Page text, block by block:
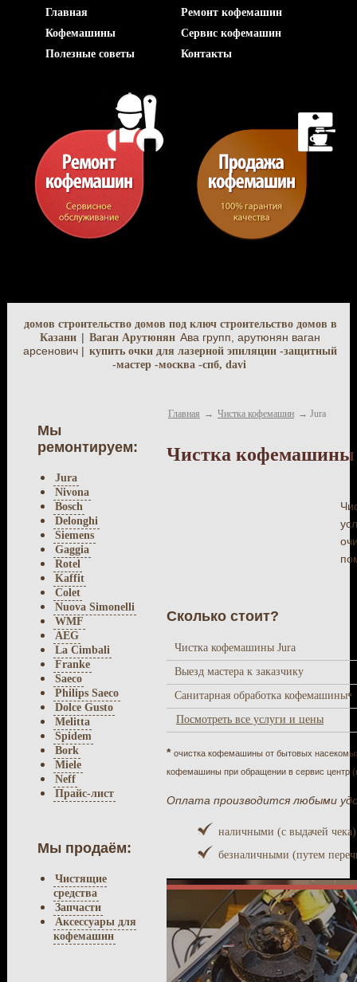
Главная
Ремонт кофемашин
Кофемашины
Сервис кофемашин
Полезные советы
Контакты
домов строительство домов под ключ строительство домов в
Казани | Ваган Арутюнян Ава групп, арутюнян ваган
арсенович | купить очки для лазерной эпиляции -защитный
-мастер -москва -спб, davi
Мы
ремонтируем:
Jura
Nivona
Bosch
Delonghi
Siemens
Gaggia
Rotel
Kaffit
Colet
Nuova Simonelli
WMF
AEG
La Cimbali
Franke
Saeco
Philips Saeco
Dolce Gusto
Melitta
Spidem
Bork
Miele
Neff
Прайс-лист
Мы продаём:
Чистящие
средства
Запчасти
Аксессуары для
кофемашин
Главная → Чистка кофемашин → Jura
Чистка
Сколько стоит?
Чистка кофемашины Jura
Выезд мастера к заказчику
Санитарная обработка кофемашины*
Посмотреть все услуги и цены
* очистка кофемашины от бытовых
кофемашины при обращении в сервис центр
Оплата производится любыми
наличными (с выдачей
безналичными (путем